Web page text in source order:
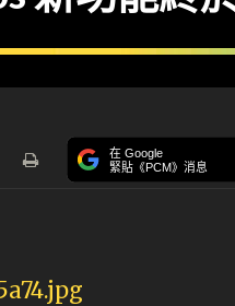
在 Google
緊貼《PCM》消息